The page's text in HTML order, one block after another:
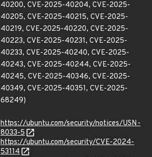
40200, CVE-2025-40204, CVE-2025-
40205, CVE-2025-40215, CVE-2025-
40219, CVE-2025-40220, CVE-2025-
40223, CVE-2025-40231, CVE-2025-
40233, CVE-2025-40240, CVE-2025-
40243, CVE-2025-40244, CVE-2025-
40245, CVE-2025-40346, CVE-2025-
40349, CVE-2025-40351, CVE-2025-
68249)
https://ubuntu.com/security/notices/USN-
8033-5
https://ubuntu.com/security/CVE-2024-
53114